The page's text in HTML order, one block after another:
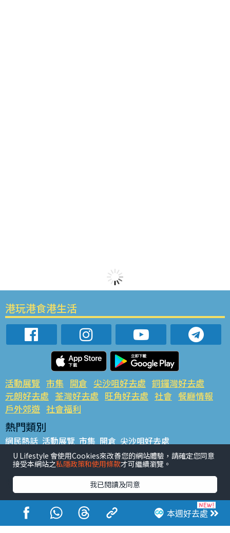
本週好去處
港玩港食港生活
活動展覽 市集 開倉 尖沙咀好去處 銅鑼灣好去處
元朗好去處 荃灣好去處 旺角好去處 社會 餐廳情報
戶外郊遊 社會福利
熱門類別
網民熱話 活動展覽 市集 開倉 尖沙咀好去處
銅鑼灣好去處 元朗好去處 荃灣好去處 旺角好去處 社會
餐廳情報 戶外郊遊
熱門標籤
#UGO搵好去處 #人氣活動推介 #美食社群熱話
#親子玩樂好去處
#ULifestyle應用程式
#限時搶
#UJetso禮物放送
#ULifestyle商戶中心 #著數 #網絡熱話
U Lifestyle 會使用Cookies來改善您的網站體驗，請確定您同意
接受本網站之私隱政策和使用條款才可繼續瀏覽。
我已閱讀及同意